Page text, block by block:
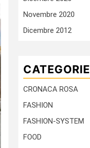
Novembre 2020
Dicembre 2012
CATEGORIE
CRONACA ROSA
FASHION
FASHION-SYSTEM
FOOD